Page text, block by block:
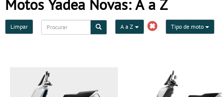
Motos Yadea Novas: A a Z
Limpar A a Z Tipo de moto